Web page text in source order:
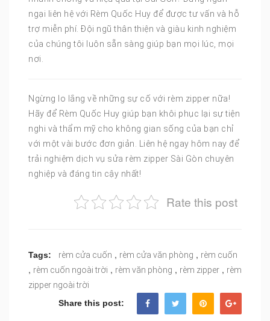
ngại liên hệ với Rèm Quốc Huy để được tư vấn và hỗ
trợ miễn phí. Đội ngũ thân thiện và giàu kinh nghiệm
của chúng tôi luôn sẵn sàng giúp bạn mọi lúc, mọi
nơi.
Ngừng lo lắng về những sự cố với rèm zipper nữa!
Hãy để Rèm Quốc Huy giúp bạn khôi phục lại sự tiện
nghi và thẩm mỹ cho không gian sống của bạn chỉ
với một vài bước đơn giản. Liên hệ ngay hôm nay để
trải nghiệm dịch vụ sửa rèm zipper Sài Gòn chuyên
nghiệp và đáng tin cậy nhất!
Rate this post
Tags: rèm cửa cuốn , rèm cửa văn phòng , rèm cuốn
, rèm cuốn ngoài trời , rèm văn phòng , rèm zipper , rèm
zipper ngoài trời
Share this post: